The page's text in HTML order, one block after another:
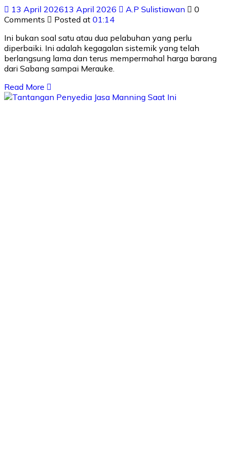
13 April 202613 April 2026 A.P Sulistiawan
0
Comments
Posted at 01:14
Ini bukan soal satu atau dua pelabuhan yang perlu
diperbaiki. Ini adalah kegagalan sistemik yang telah
berlangsung lama dan terus mempermahal harga barang
dari Sabang sampai Merauke.
Read More